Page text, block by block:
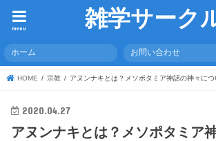
雑学サーク
menu
ホーム お問い合わせ
HOME 宗教 アヌンナキとは？メソポタミア神話の神々につ
2020.04.27
アヌンナキとは？メソポタミア